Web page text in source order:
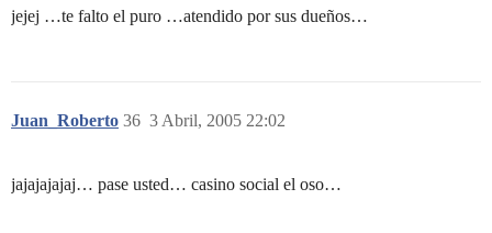
jejej …te falto el puro …atendido por sus dueños…
Juan_Roberto 3 Abril, 2005 22:02
36
jajajajajaj… pase usted… casino social el oso…